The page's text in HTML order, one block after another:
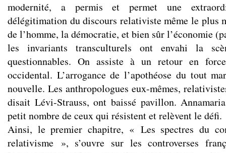
modernité, a permis et permet une
délégitimation du discours relativiste même le plus
de l’homme, la démocratie, et bien sûr l’économie
les invariants transculturels ont envahi la
questionnables. On assiste à un retour en
occidental. L’arrogance de l’apothéose du tout
nouvelle. Les anthropologues eux-mêmes,
disait Lévi-Strauss, ont baissé pavillon.
petit nombre de ceux qui résistent et relèvent le défi.
Ainsi, le premier chapitre, « Les spectres du
relativisme », s’ouvre sur les controverses